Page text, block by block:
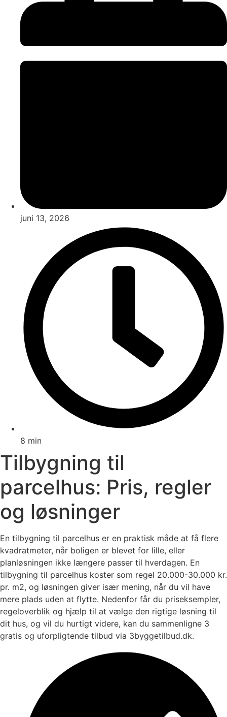
juni 13, 2026
8 min
Tilbygning til
parcelhus: Pris, regler
og løsninger
En tilbygning til parcelhus er en praktisk måde at få flere
kvadratmeter, når boligen er blevet for lille, eller
planløsningen ikke længere passer til hverdagen. En
tilbygning til parcelhus koster som regel 20.000-30.000 kr.
pr. m2, og løsningen giver især mening, når du vil have
mere plads uden at flytte. Nedenfor får du priseksempler,
regeloverblik og hjælp til at vælge den rigtige løsning til
dit hus, og vil du hurtigt videre, kan du sammenligne 3
gratis og uforpligtende tilbud via 3byggetilbud.dk.